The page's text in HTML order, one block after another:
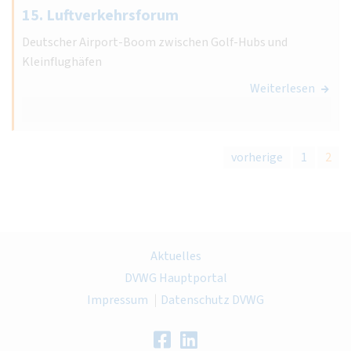
15. Luftverkehrsforum
Deutscher Airport-Boom zwischen Golf-Hubs und
Kleinflughäfen
Weiterlesen
vorherige 1 2
Aktuelles
DVWG Hauptportal
Impressum
Datenschutz DVWG